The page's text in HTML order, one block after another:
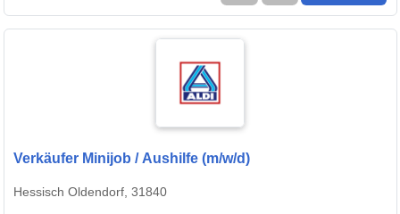
Verkäufer Minijob / Aushilfe (m/w/d)
Hessisch Oldendorf, 31840